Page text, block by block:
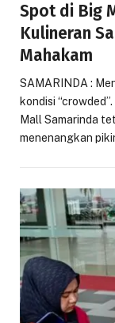
Spot di Big
Kulineran
Mahakam
SAMARINDA :
kondisi
Mall Samarinda
menenangkan